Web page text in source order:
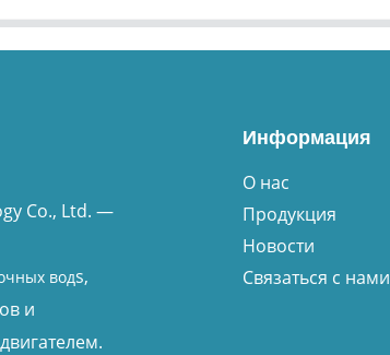
Co., Ltd. —
водs,
и
Информация
О нас
Продукция
Новости
Связаться с нами